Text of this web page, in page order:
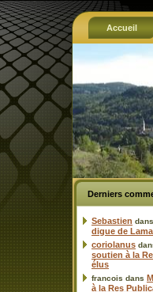
Accueil
Derniers
Sebastien dans
digue de
coriolanus
soutien à la
élus
francois dans
à la Res